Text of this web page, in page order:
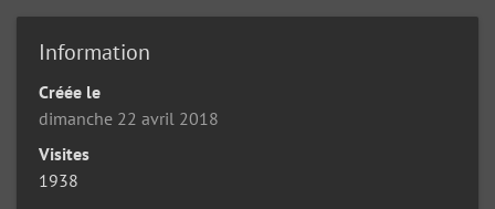
Information
Créée le
dimanche 22 avril 2018
Visites
1938